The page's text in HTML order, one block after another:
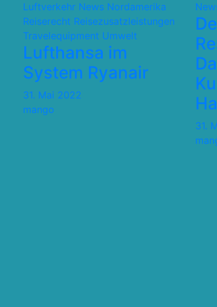
Luftverkehr News Nordamerika
Reiserecht Reisezusatzleistungen
Travelequipment Umwelt
Lufthansa im
System Ryanair
31. Mai 2022
mango
31.